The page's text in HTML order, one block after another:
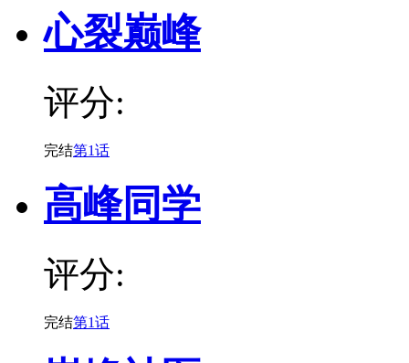
心裂巅峰
评分:
完结第1话
高峰同学
评分:
完结第1话